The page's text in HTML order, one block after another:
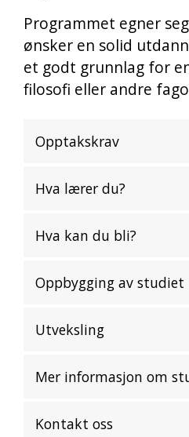
Programmet egner
ønsker en solid
et godt grunnlag for
filosofi eller andre
Opptakskrav
Hva lærer du?
Hva kan du bli?
Oppbygging av studiet
Utveksling
Mer informasjon om
Kontakt oss